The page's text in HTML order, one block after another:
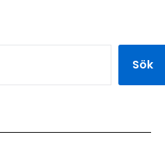
Sök